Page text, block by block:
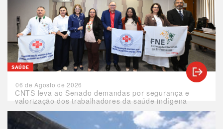
CNTS leva ao Senado demandas por segurança e
valorização dos trabalhadores da saúde indígena
SAÚDE
06 de Agosto de 2026